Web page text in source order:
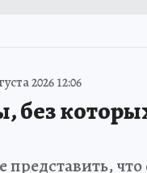
2026 12:06
без
представить,